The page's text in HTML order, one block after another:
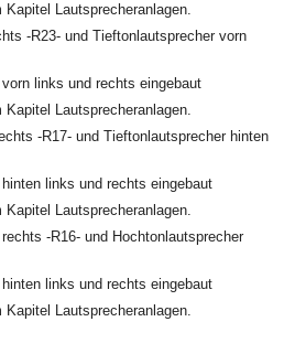
Lautsprecheranlagen.
-R23- und Tieftonlautsprecher vorn
links und rechts eingebaut
Lautsprecheranlagen.
-R17- und Tieftonlautsprecher hinten
links und rechts eingebaut
Lautsprecheranlagen.
-R16- und Hochtonlautsprecher
links und rechts eingebaut
Lautsprecheranlagen.